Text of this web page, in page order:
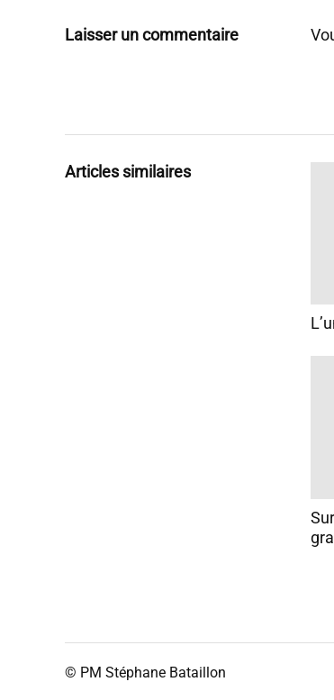
Laisser un commentaire
Articles similaires
© PM Stéphane Bataillon